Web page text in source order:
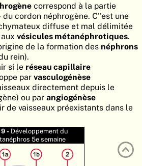
DE
EN
correspond à la partie
du cordon néphrogène. C''est une
diffuse et mal délimitée
vésicules métanéphrotiques.
de la formation des néphrons
rein).
si le réseau capillaire
par vasculogénèse
directement depuis le
ou parangiogénèse
de vaisseaux préexistants dans le
9 - Développement du
5e semaine